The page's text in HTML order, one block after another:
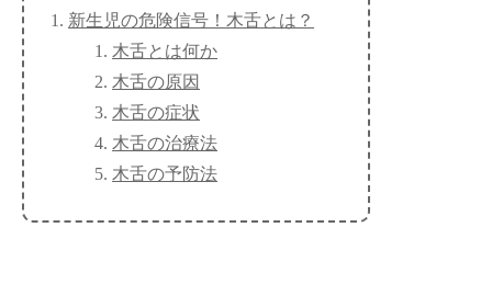
新生児の危険信号！木舌とは？
木舌とは何か
木舌の原因
木舌の症状
木舌の治療法
木舌の予防法